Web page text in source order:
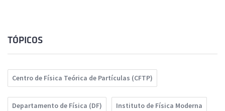
TÓPICOS
Centro de Física Teórica de Partículas (CFTP)
Departamento de Física (DF) Instituto de Física Moderna